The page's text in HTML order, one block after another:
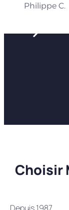
Philippe C.
Choisir